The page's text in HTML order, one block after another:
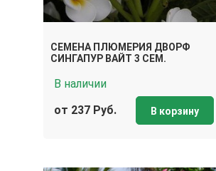
СЕМЕНА ПЛЮМЕРИЯ ДВОРФ
СИНГАПУР ВАЙТ 3 СЕМ.
В наличии
от 237 Руб.
В корзину